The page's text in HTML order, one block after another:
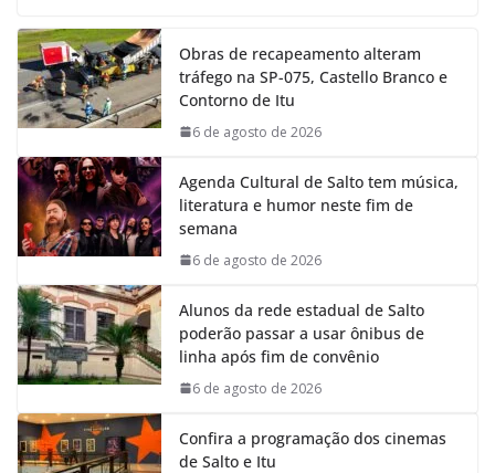
e
b
o
o
k
t
s
A
p
p
k
e
d
I
n
m
Obras de recapeamento alteram
tráfego na SP-075, Castello Branco e
Contorno de Itu
6 de agosto de 2026
Agenda Cultural de Salto tem música,
literatura e humor neste fim de
semana
6 de agosto de 2026
Alunos da rede estadual de Salto
poderão passar a usar ônibus de
linha após fim de convênio
6 de agosto de 2026
Confira a programação dos cinemas
de Salto e Itu